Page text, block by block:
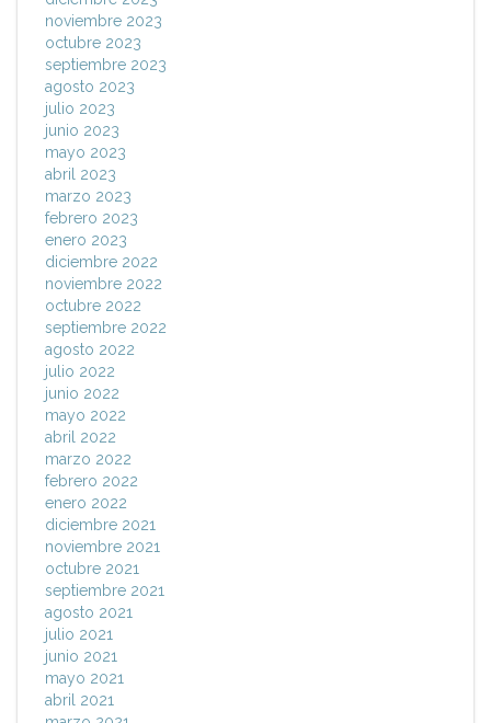
noviembre 2023
octubre 2023
septiembre 2023
agosto 2023
julio 2023
junio 2023
mayo 2023
abril 2023
marzo 2023
febrero 2023
enero 2023
diciembre 2022
noviembre 2022
octubre 2022
septiembre 2022
agosto 2022
julio 2022
junio 2022
mayo 2022
abril 2022
marzo 2022
febrero 2022
enero 2022
diciembre 2021
noviembre 2021
octubre 2021
septiembre 2021
agosto 2021
julio 2021
junio 2021
mayo 2021
abril 2021